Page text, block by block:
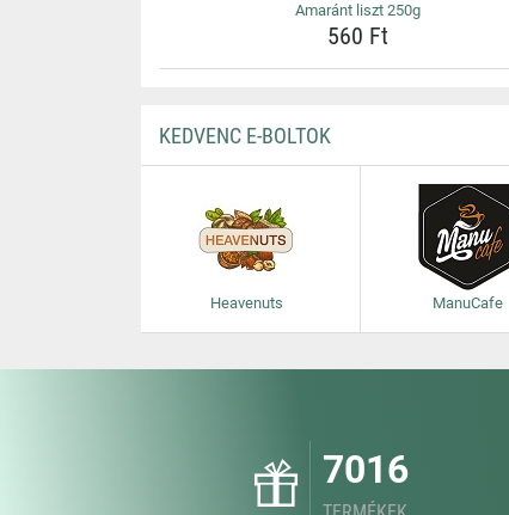
Amaránt liszt 250g
560 Ft
KEDVENC E-BOLTOK
Heavenuts ManuCafe
7016